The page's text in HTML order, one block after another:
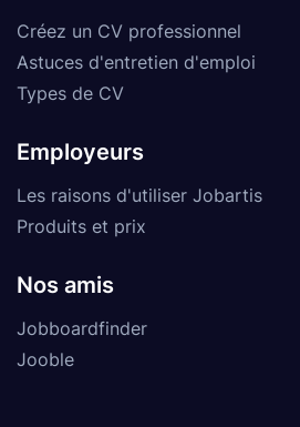
Créez un CV professionnel
Astuces d'entretien d'emploi
Types de CV
Employeurs
Les raisons d'utiliser Jobartis
Produits et prix
Nos amis
Jobboardfinder
Jooble